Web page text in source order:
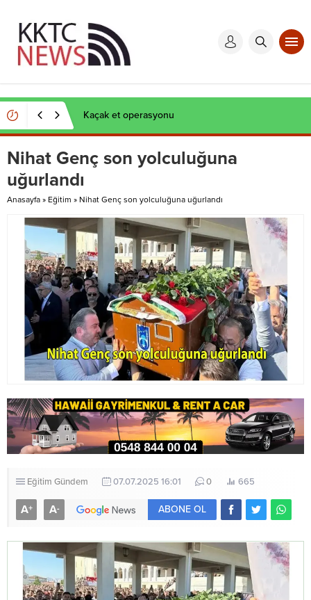
Kaçak et operasyonu
Nihat Genç son yolculuğuna
uğurlandı
Anasayfa » Eğitim » Nihat Genç son yolculuğuna uğurlandı
Eğitim Gündem 07.07.2025 16:01 0 665
A+ A- ABONE OL